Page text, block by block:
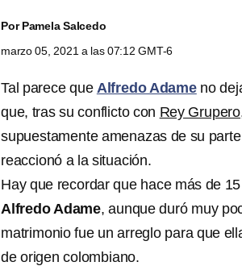
PorPamela Salcedo
marzo 05, 2021 a las 07:12 GMT-6
Tal parece que Alfredo Adame no
que, tras su conflicto con Rey Grupero
supuestamente amenazas de su
reaccionó a la situación.
Hay que recordar que hace más de
Alfredo Adame, aunque duró muy
matrimonio fue un arreglo para que
de origen colombiano.